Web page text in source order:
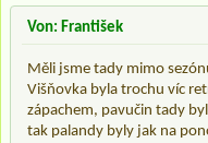
Von: František
Měli jsme tady mimo
Višňovka byla trochu víc
zápachem, pavučin tady
tak palandy byly jak na